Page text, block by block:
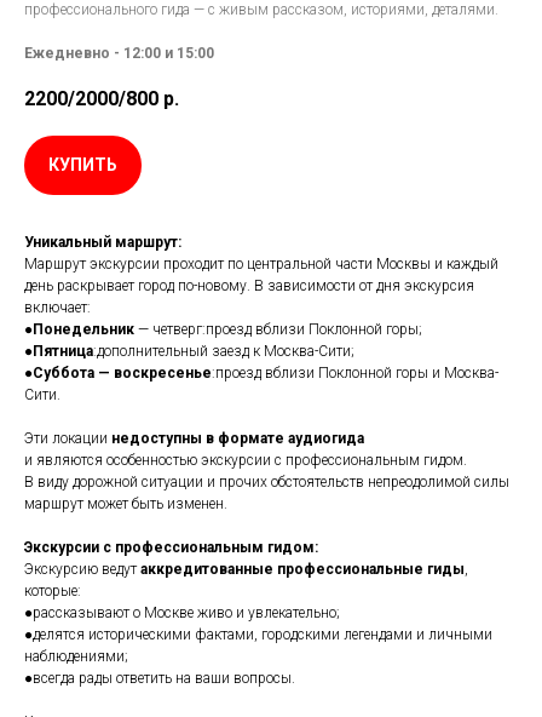
профессионального гида — с живым рассказом, историями, деталями.
Ежедневно - 12:00 и 15:00
2200/2000/800 р.
КУПИТЬ
Уникальный маршрут:
Маршрут экскурсии проходит по центральной части Москвы и каждый
день раскрывает город по-новому. В зависимости от дня экскурсия
включает:
●Понедельник — четверг:проезд вблизи Поклонной горы;
●Пятница:дополнительный заезд к Москва-Сити;
●Суббота — воскресенье:проезд вблизи Поклонной горы и Москва-
Сити.
Эти локации недоступны в формате аудиогида
и являются особенностью экскурсии с профессиональным гидом.
В виду дорожной ситуации и прочих обстоятельств непреодолимой силы
маршрут может быть изменен.
Экскурсии с профессиональным гидом:
Экскурсию ведутаккредитованные профессиональные гиды,
которые:
●рассказывают о Москве живо и увлекательно;
●делятся историческими фактами, городскими легендами и личными
наблюдениями;
●всегда рады ответить на ваши вопросы.